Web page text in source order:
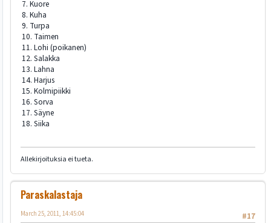
7. Kuore
8. Kuha
9. Turpa
10. Taimen
11. Lohi (poikanen)
12. Salakka
13. Lahna
14. Harjus
15. Kolmipiikki
16. Sorva
17. Säyne
18. Siika
Allekirjoituksia ei tueta.
Paraskalastaja
#17
March 25, 2011, 14:45:04